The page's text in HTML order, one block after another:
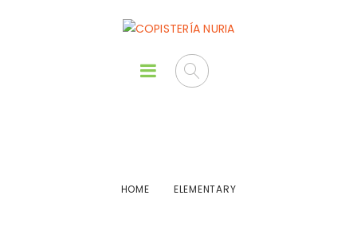
HOME ELEMENTARY